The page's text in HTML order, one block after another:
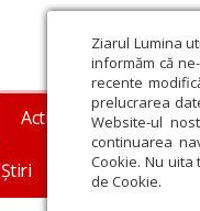
Ziarul Lumina
informăm că
recente
prelucrarea
Website-ul
continuarea
Cookie. Nu
de Cookie.
Actualitate religioasă
Știri Mesaje și